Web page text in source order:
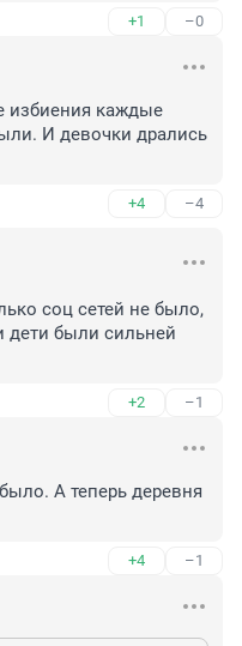
+1 –0
избиения каждые
И девочки дрались
+4 –4
соц сетей не было,
дети были сильней
+2 –1
А теперь деревня
+4 –1